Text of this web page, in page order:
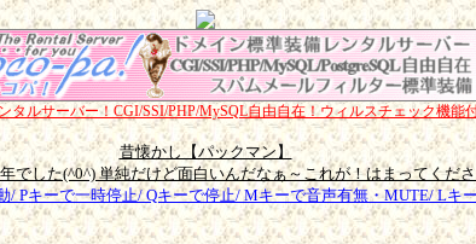
タルサーバー！CGI/SSI/PHP/MySQL自由自在！ウィルスチェック機能
昔懐かし【パックマン】
でした(^0^) 単純だけど面白いんだなぁ～これが！はまってくだ
Pキーで一時停止/ Qキーで停止/ Mキーで音声有無・MUTE/ Lキ